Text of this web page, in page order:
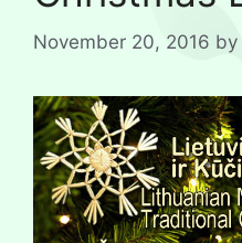
November 20, 2016 by